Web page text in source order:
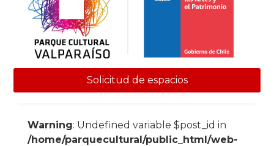
Solicitud de espacios
Warning: Undefined variable $post_id in
/home/parquecultural/public_html/web-